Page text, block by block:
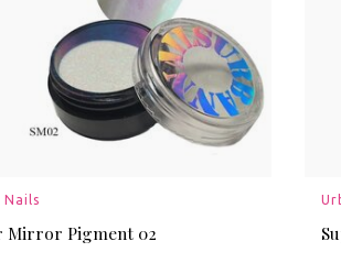
Nails
Mirror Pigment 02